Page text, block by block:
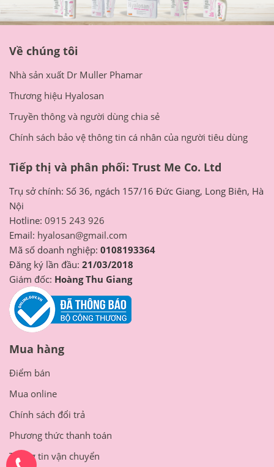
Về chúng tôi
Nhà sản xuất Dr Muller Phamar
Thương hiệu Hyalosan
Truyền thông và người dùng chia sẻ
Chính sách bảo vệ thông tin cá nhân của người tiêu dùng
Tiếp thị và phân phối: Trust Me Co. Ltd
Trụ sở chính: Số 36, ngách 157/16 Đức Giang, Long Biên, Hà
Nội
Hotline:0915 243 926
Email: hyalosan@gmail.com
Mã số doanh nghiệp:0108193364
Đăng ký lần đầu:21/03/2018
Giám đốc:Hoàng Thu Giang
Mua hàng
Điểm bán
Mua online
Chính sách đổi trả
Phương thức thanh toán